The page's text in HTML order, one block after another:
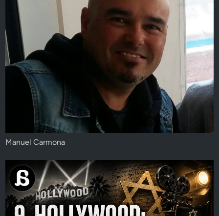
Manuel Carmona